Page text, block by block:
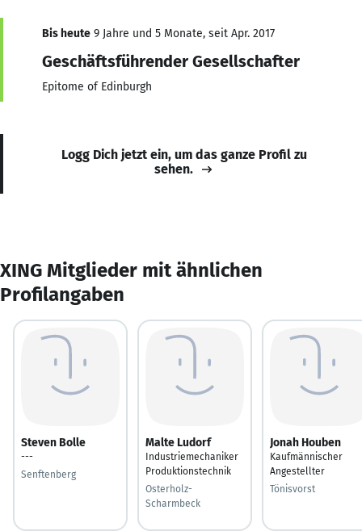
Bis heute 9 Jahre und 5 Monate, seit Apr. 2017
Geschäftsführender Gesellschafter
Epitome of Edinburgh
Logg Dich jetzt ein, um das ganze Profil zu
sehen.
XING Mitglieder mit ähnlichen
Profilangaben
Steven Bolle
---
Senftenberg
Malte Ludorf
Industriemechaniker
Produktionstechnik
Osterholz-
Scharmbeck
Jonah Houben
Kaufmännischer
Angestellter
Tönisvorst